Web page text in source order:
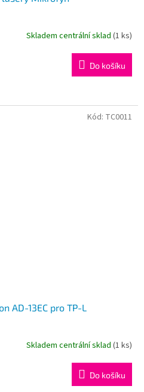
Skladem centrální sklad (1 ks)
Do košíku
AD-13EC pro TP-L
Skladem centrální sklad (1 ks)
Do košíku
Kód: TC0011